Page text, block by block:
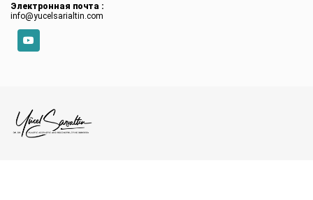
Электронная почта :
info@yucelsarialtin.com
YouTube